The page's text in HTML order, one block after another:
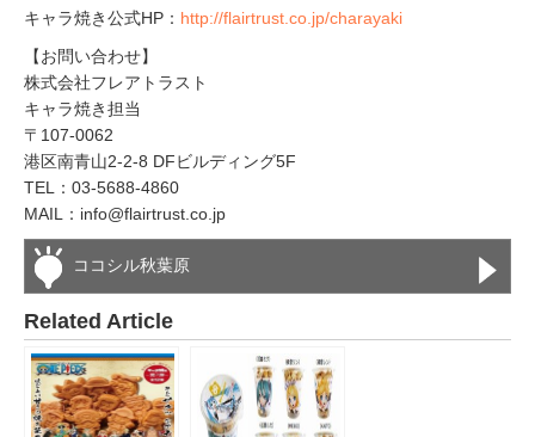
キャラ焼き公式HP： http://flairtrust.co.jp/charayaki
【お問い合わせ】
株式会社フレアトラスト
キャラ焼き担当
〒107-0062
港区南青山2-2-8 DFビルディング5F
TEL：03-5688-4860
MAIL：info@flairtrust.co.jp
ココシル秋葉原
Related Article